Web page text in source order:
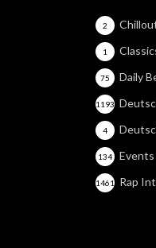
2
1
Daily
75
1193
4
Events
134
Rap
1461